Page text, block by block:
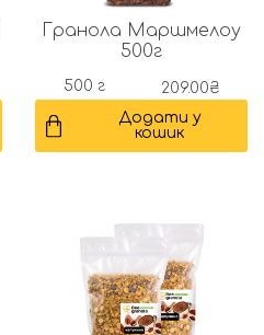
Гранола Маршмелоу
500г
500 г 209.00₴
Додати у
кошик